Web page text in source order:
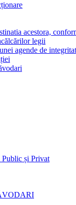
acestora,
legii
agende de
și Privat